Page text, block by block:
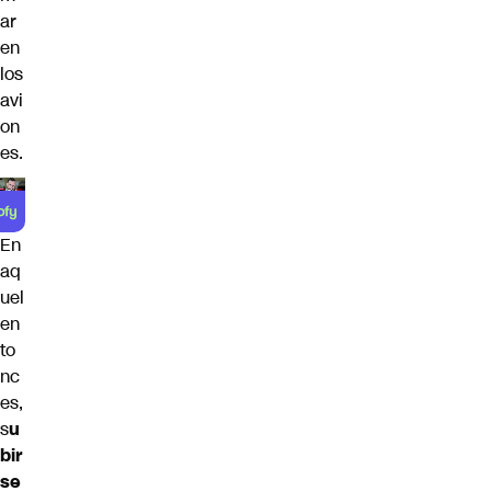
ar
en
los
avi
on
es.
En
aq
uel
en
to
nc
es,
su
bir
se